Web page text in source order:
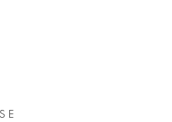
E